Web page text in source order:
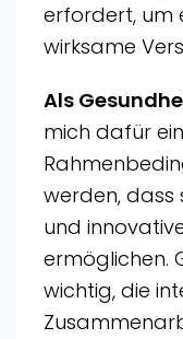
erfordert, um
wirksame
Als
mich dafür
werden, dass
und
ermöglichen.
wichtig, die